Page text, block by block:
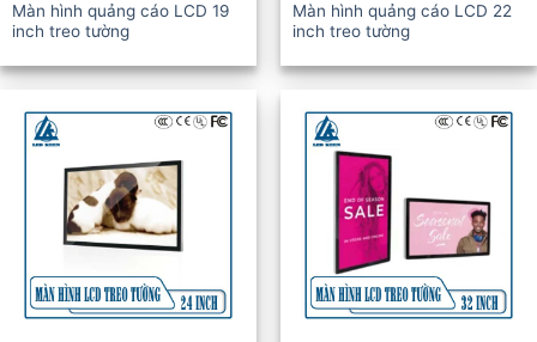
Màn hình quảng cáo LCD 19
inch treo tường
Màn hình quảng cáo LCD 22
inch treo tường